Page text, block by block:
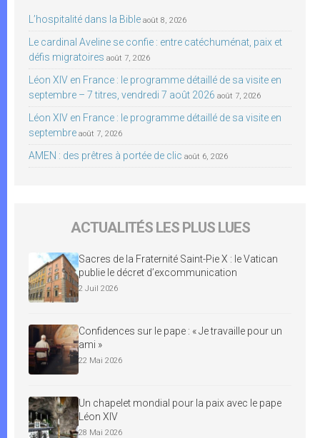
L’hospitalité dans la Bible août 8, 2026
Le cardinal Aveline se confie : entre catéchuménat, paix et
défis migratoires août 7, 2026
Léon XIV en France : le programme détaillé de sa visite en
septembre – 7 titres, vendredi 7 août 2026 août 7, 2026
Léon XIV en France : le programme détaillé de sa visite en
septembre août 7, 2026
AMEN : des prêtres à portée de clic août 6, 2026
ACTUALITÉS LES PLUS LUES
Sacres de la Fraternité Saint-Pie X : le Vatican
publie le décret d’excommunication
2 Juil 2026
Confidences sur le pape : « Je travaille pour un
ami »
22 Mai 2026
Un chapelet mondial pour la paix avec le pape
Léon XIV
28 Mai 2026